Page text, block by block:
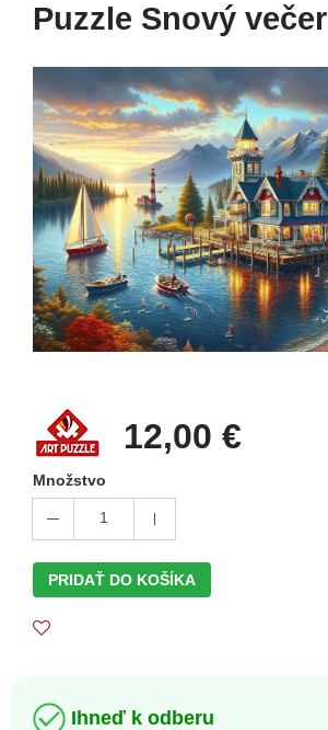
Puzzle Snový večer
12,00 €
Množstvo
1
PRIDAŤ DO KOŠÍKA
Ihneď k odberu